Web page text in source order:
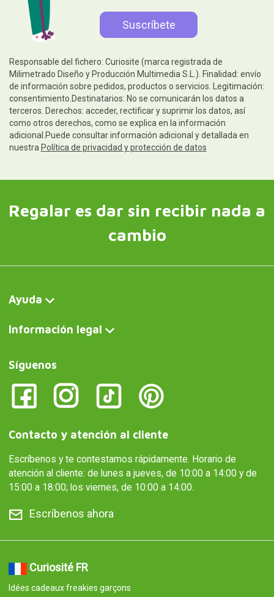
Responsable del fichero: Curiosite (marca registrada de
Milimetrado Diseño y Producción Multimedia S.L.). Finalidad: envío
de información sobre pedidos, productos o servicios. Legitimación:
consentimiento.Destinatarios: No se comunicarán los datos a
terceros. Derechos: acceder, rectificar y suprimir los datos, así
como otros derechos, como se explica en la información
adicional.Puede consultar información adicional y detallada en
nuestra Política de privacidad y protección de datos
Regalar es dar sin recibir nada a
cambio
Ayuda
Información legal
Síguenos
Contacto y atención al cliente
Escríbenos y te contestamos rápidamente. Horario de
atención al cliente: de lunes a jueves, de 10:00 a 14:00 y de
15:00 a 18:00; los viernes, de 10:00 a 14:00.
Escríbenos ahora
Curiosité FR
Idées cadeaux freakies garçons